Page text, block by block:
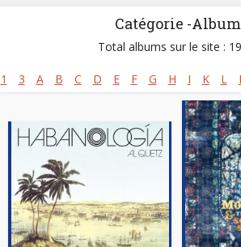
Catégorie -
Total albums sur le site :
1 3 A B C D E F G H I K L